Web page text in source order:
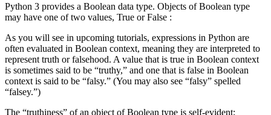
Python 3 provides a Boolean data type. Objects of Boolean type
may have one of two values, True or False :
As you will see in upcoming tutorials, expressions in Python are
often evaluated in Boolean context, meaning they are interpreted to
represent truth or falsehood. A value that is true in Boolean context
is sometimes said to be “truthy,” and one that is false in Boolean
context is said to be “falsy.” (You may also see “falsy” spelled
“falsey.”)
The “truthiness” of an object of Boolean type is self-evident: